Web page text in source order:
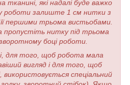
тканині, які надалі буде важко
роботи залиште 1 см нитки з
першими трьома вистьобами.
пропустіть нитку під трьома
боці роботи.
для того, щоб робота мала
вигляд і для того, щоб
використовується спеціальний